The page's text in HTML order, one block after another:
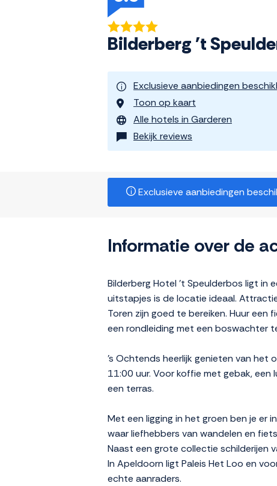
Bilderberg 't
Exclusieve aanbiedingen
Toon op kaart
Alle hotels in Garderen
Bekijk reviews
Exclusieve aanbiedingen
Informatie over de
Bilderberg Hotel 't Speulderbos ligt in
uitstapjes is de locatie ideaal.
Toren zijn goed te bereiken. Huur een
een rondleiding met een boswachter
's Ochtends heerlijk genieten van
11:00 uur. Voor koffie met gebak,
een terras.
Met een ligging in het groen ben je er
waar liefhebbers van wandelen en
Naast een grote collectie schilderijen
In Apeldoorn ligt Paleis Het Loo en
echte aanraders.